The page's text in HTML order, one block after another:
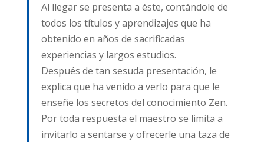
Al llegar se presenta a éste, contándole de
todos los títulos y aprendizajes que ha
obtenido en años de sacrificadas
experiencias y largos estudios.
Después de tan sesuda presentación, le
explica que ha venido a verlo para que le
enseñe los secretos del conocimiento Zen.
Por toda respuesta el maestro se limita a
invitarlo a sentarse y ofrecerle una taza de